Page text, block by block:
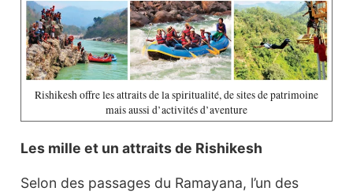
Rishikesh offre les attraits de la spiritualité, de sites de patrimoine
mais aussi d’activités d’aventure
Les mille et un attraits de Rishikesh
Selon des passages du Ramayana, l’un des